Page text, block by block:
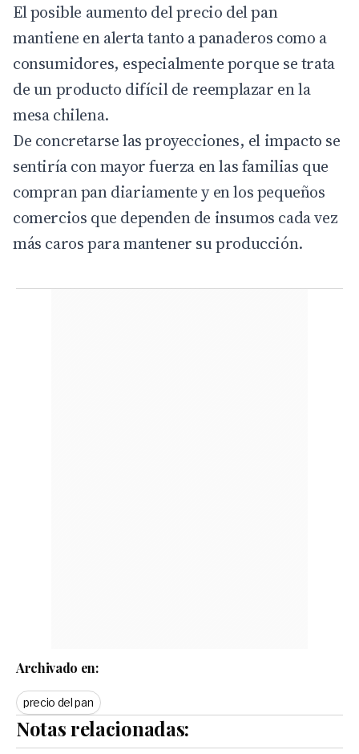
El posible aumento del precio del pan
mantiene en alerta tanto a panaderos como a
consumidores, especialmente porque se trata
de un producto difícil de reemplazar en la
mesa chilena.
De concretarse las proyecciones, el impacto se
sentiría con mayor fuerza en las familias que
compran pan diariamente y en los pequeños
comercios que dependen de insumos cada vez
más caros para mantener su producción.
Archivado en:
precio del pan
Notas relacionadas: